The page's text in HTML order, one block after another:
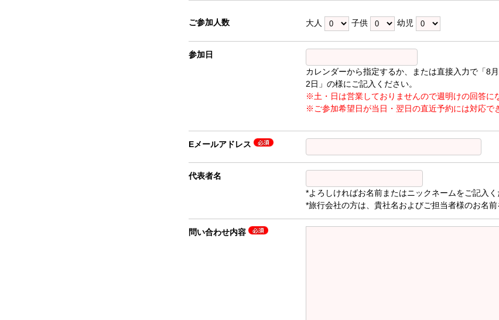
ご参加人数 大人 子供 幼児
参加日
カレンダーから指定するか、または直接入力で「8
2日」の様にご記入ください。
※土・日は営業しておりませんので週明けの回答に
※ご参加希望日が当日・翌日の直近予約には対応で
Eメールアドレス
代表者名
*よろしければお名前またはニックネームをご記入く
*旅行会社の方は、貴社名およびご担当者様のお名
問い合わせ内容